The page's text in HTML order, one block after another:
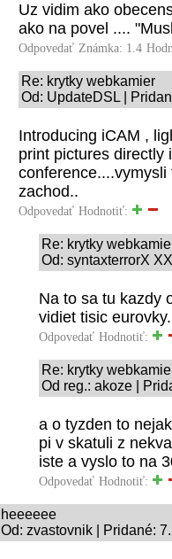
Uz vidim ako
ako na povel ....
Odpovedať Známka: 1.4
Re: krytky webkamier
Od: UpdateDSL |
Introducing iCAM ,
print pictures directly
zachod..
Odpovedať Hodnotiť:
Re: krytky
Od: syntaxterrorX
Na to sa tu kazdy
vidiet tisic eurovky.
Odpovedať Hodnotiť:
Re: krytky
Od reg.: akoze |
a o tyzden to
pi v skatuli z
iste a vyslo to na
Odpovedať Hodnotiť:
heeeeee
Od: zvastovnik | Pridané: